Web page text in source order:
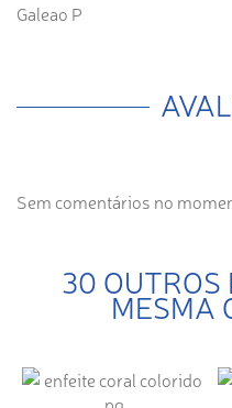
Galeao P
Sem comentários no
30 OUTROS
MESMA